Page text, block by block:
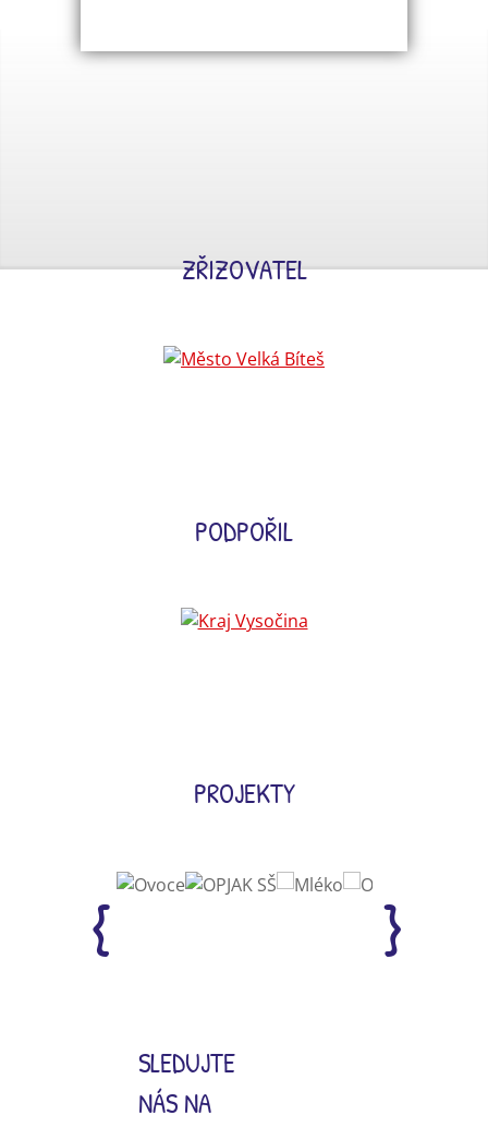
ZŘIZOVATEL
PODPOŘIL
PROJEKTY
SLEDUJTE
NÁS NA